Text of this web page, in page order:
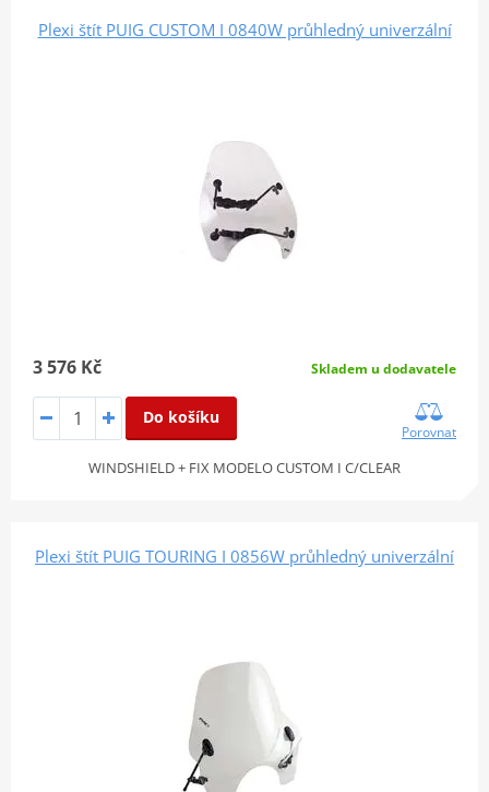
Plexi štít PUIG CUSTOM I 0840W průhledný univerzální
3 576 Kč Skladem u dodavatele
Do košíku
Porovnat
WINDSHIELD + FIX MODELO CUSTOM I C/CLEAR
Plexi štít PUIG TOURING I 0856W průhledný univerzální